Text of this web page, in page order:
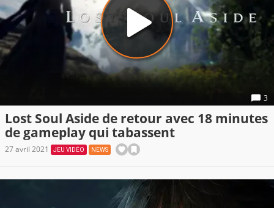
3
Lost Soul Aside de retour avec 18 minutes
de gameplay qui tabassent
27 avril 2021 JEU VIDÉO NEWS